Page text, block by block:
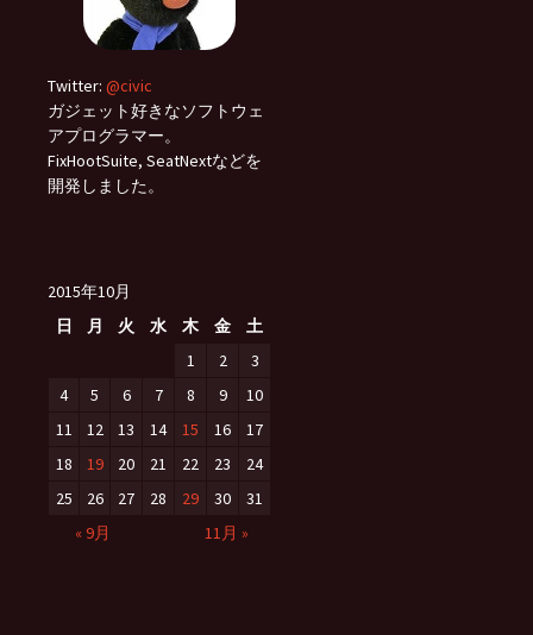
Twitter: @civic
ガジェット好きなソフトウェ
アプログラマー。
FixHootSuite, SeatNextなどを
開発しました。
2015年10月
日
月 火 水 木 金
土
1
2
3
4
5 6 7 8 9
10
11
12 13 14 15 16
17
18
19 20 21 22 23
24
25
26 27 28 29 30
31
« 9月
11月 »